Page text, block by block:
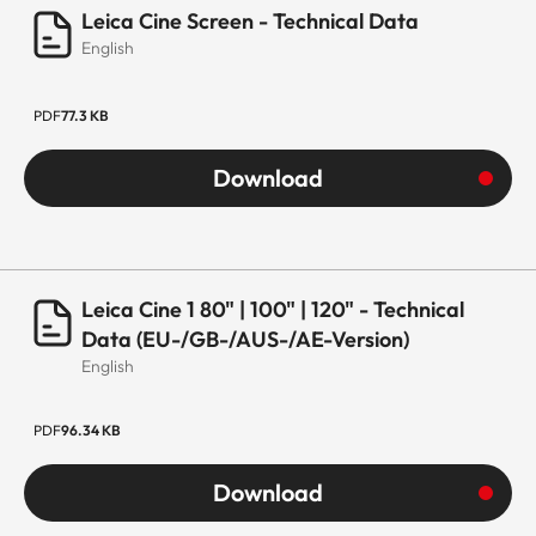
SYNTONISEUR
Système à Câble Unique
DVB-S
Unicable Jess
DiSEqC
DiSEqC 1.2
INTERFACES
Support)
Leica Cine Screen - Technical Data
English
PDF77.3 KB
Download
Leica Cine 1 80" | 100" | 120" - Technical
Data (EU-/GB-/AUS-/AE-Version)
English
PDF96.34 KB
Download